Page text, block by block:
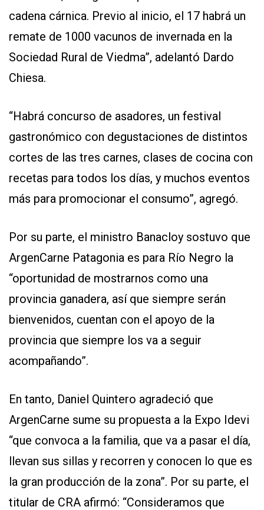
cadena cárnica. Previo al inicio, el 17 habrá un
remate de 1000 vacunos de invernada en la
Sociedad Rural de Viedma”, adelantó Dardo
Chiesa.
“Habrá concurso de asadores, un festival
gastronómico con degustaciones de distintos
cortes de las tres carnes, clases de cocina con
recetas para todos los días, y muchos eventos
más para promocionar el consumo”, agregó.
Por su parte, el ministro Banacloy sostuvo que
ArgenCarne Patagonia es para Río Negro la
“oportunidad de mostrarnos como una
provincia ganadera, así que siempre serán
bienvenidos, cuentan con el apoyo de la
provincia que siempre los va a seguir
acompañando”.
En tanto, Daniel Quintero agradeció que
ArgenCarne sume su propuesta a la Expo Idevi
“que convoca a la familia, que va a pasar el día,
llevan sus sillas y recorren y conocen lo que es
la gran producción de la zona”. Por su parte, el
titular de CRA afirmó: “Consideramos que